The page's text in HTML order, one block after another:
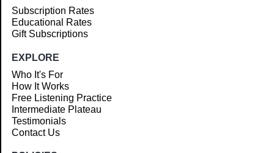
Subscription Rates
Educational Rates
Gift Subscriptions
EXPLORE
Who It's For
How It Works
Free Listening Practice
Intermediate Plateau
Testimonials
Contact Us